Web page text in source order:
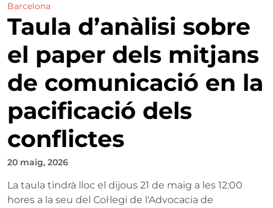
Barcelona
Taula d’anàlisi sobre
el paper dels mitjans
de comunicació en la
pacificació dels
conflictes
20 maig, 2026
La taula tindrà lloc el dijous 21 de maig a les 12:00
hores a la seu del Col·legi de l'Advocacia de